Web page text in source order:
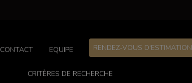
CONTACT EQUIPE RENDEZ-VOUS D'ESTIMATION
CRITÈRES DE RECHERCHE